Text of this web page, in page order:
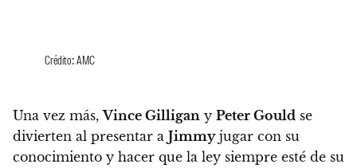
Crédito: AMC
Una vez más,Vince Gilligan y Peter Gould se
divierten al presentar a Jimmyjugar con su
conocimiento y hacer que la ley siempre esté de su